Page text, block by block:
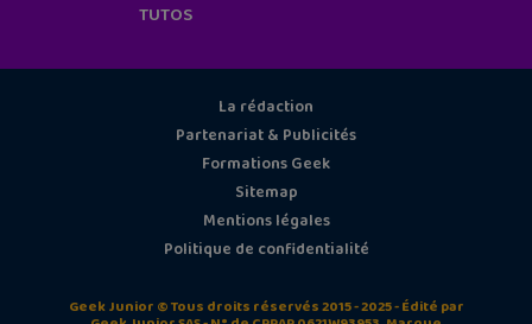
TUTOS
La rédaction
Partenariat & Publicités
Formations Geek
Sitemap
Mentions légales
Politique de confidentialité
Geek Junior © Tous droits réservés 2015 - 2025 - Édité par